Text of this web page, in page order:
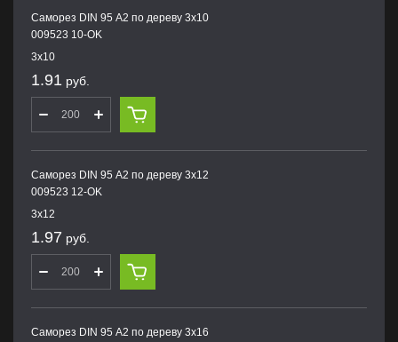
Саморез DIN 95 А2 по дереву 3х10
009523 10-OK
3х10
1.91 руб.
Саморез DIN 95 А2 по дереву 3х12
009523 12-OK
3х12
1.97 руб.
Саморез DIN 95 А2 по дереву 3х16